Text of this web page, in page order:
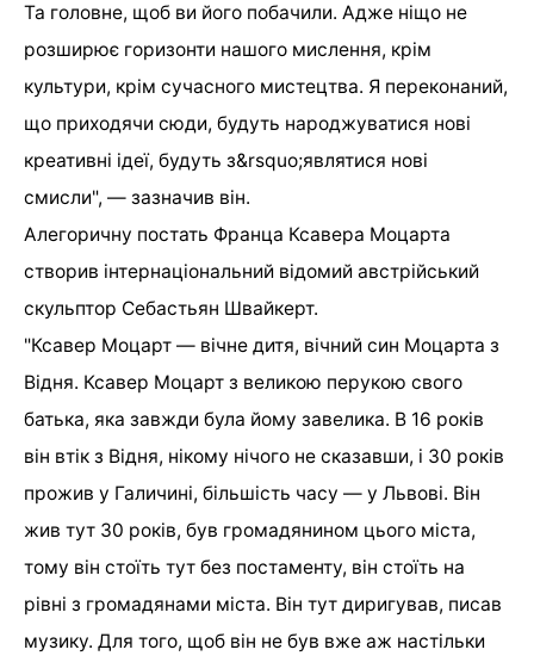
Та головне, щоб ви його побачили. Адже ніщо не
розширює горизонти нашого мислення, крім
культури, крім сучасного мистецтва. Я переконаний,
що приходячи сюди, будуть народжуватися нові
креативні ідеї, будуть з&rsquo;являтися нові
смисли", — зазначив він.
Алегоричну постать Франца Ксавера Моцарта
створив інтернаціональний відомий австрійський
скульптор Себастьян Швайкерт.
"Ксавер Моцарт — вічне дитя, вічний син Моцарта з
Відня. Ксавер Моцарт з великою перукою свого
батька, яка завжди була йому завелика. В 16 років
він втік з Відня, нікому нічого не сказавши, і 30 років
прожив у Галичині, більшість часу — у Львові. Він
жив тут 30 років, був громадянином цього міста,
тому він стоїть тут без постаменту, він стоїть на
рівні з громадянами міста. Він тут диригував, писав
музику. Для того, щоб він не був вже аж настільки